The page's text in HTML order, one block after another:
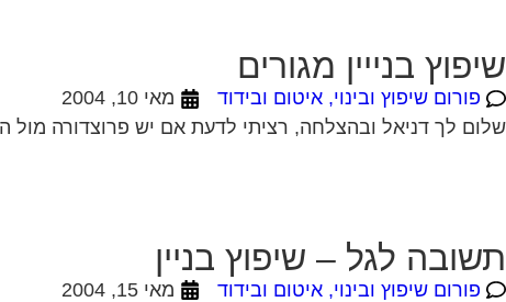
שיפוץ בנייין מגורים
פורום שיפוץ ובינוי, איטום ובידוד
מאי 10, 2004
שלום לך דניאל ובהצלחה, רציתי לדעת אם יש פרוצדורה
תשובה לגל – שיפוץ בניין
פורום שיפוץ ובינוי, איטום ובידוד
מאי 15, 2004